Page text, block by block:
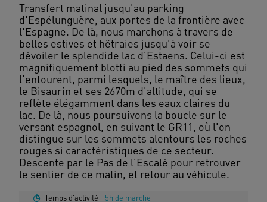
Transfert matinal jusqu'au parking
d'Espélunguère, aux portes de la frontière avec
l'Espagne. De là, nous marchons à travers de
belles estives et hêtraies jusqu'à voir se
dévoiler le splendide lac d'Estaens. Celui-ci est
magnifiquement blotti au pied des sommets qui
l'entourent, parmi lesquels, le maître des lieux,
le Bisaurin et ses 2670m d'altitude, qui se
reflète élégamment dans les eaux claires du
lac. De là, nous poursuivons la boucle sur le
versant espagnol, en suivant le GR11, où l'on
distingue sur les sommets alentours les roches
rouges si caractéristiques de ce secteur.
Descente par le Pas de l'Escalé pour retrouver
Temps d'activité
5h de marche